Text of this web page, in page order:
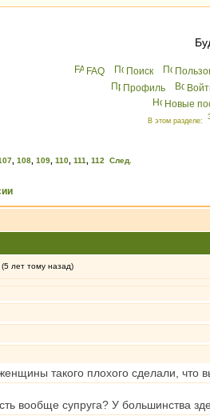
FAQ Поиск
Профиль
Новые
В этом разделе:
108 109 110 111 112 След.
лет тому назад)
такого плохого сделали, что
вообще супруга? У большинства